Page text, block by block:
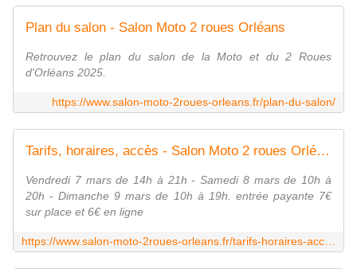
Plan du salon - Salon Moto 2 roues Orléans
Retrouvez le plan du salon de la Moto et du 2 Roues
d'Orléans 2025.
https://www.salon-moto-2roues-orleans.fr/plan-du-salon/
Tarifs, horaires, accès - Salon Moto 2 roues Orléans
Vendredi 7 mars de 14h à 21h - Samedi 8 mars de 10h à
20h - Dimanche 9 mars de 10h à 19h. entrée payante 7€
sur place et 6€ en ligne